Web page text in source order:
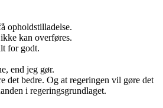
opholdstilladelse.
kan overføres.
for godt.
end jeg gør.
det bedre. Og at regeringen vil gøre det
i regeringsgrundlaget.